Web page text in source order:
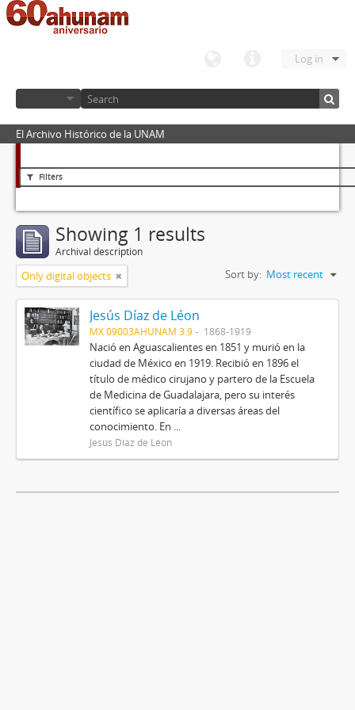
Log in
El Archivo Histórico de la UNAM
Filters
Showing 1 results
Archival description
Only digital objects Sort by: Most recent
Jesús Díaz de Léon
MX 09003AHUNAM 3.9 1868-1919
Nació en Aguascalientes en 1851 y murió en la
ciudad de México en 1919. Recibió en 1896 el
título de médico cirujano y partero de la Escuela
de Medicina de Guadalajara, pero su interés
científico se aplicaría a diversas áreas del
conocimiento. En ...
Jesús Díaz de Léon